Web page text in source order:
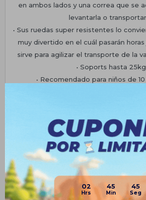
02 45 45
en ambos lados y una correa que se
levantarla o
• Sus ruedas super resistentes lo
muy divertido en el cuál pasarán
sirve para agilizar el transporte de la
• Soports hasta 25kg
• Recomendado para niños de
Envíos
Medios de pago